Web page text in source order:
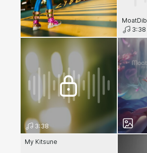
MoatDib
3:38
3:38
My Kitsune